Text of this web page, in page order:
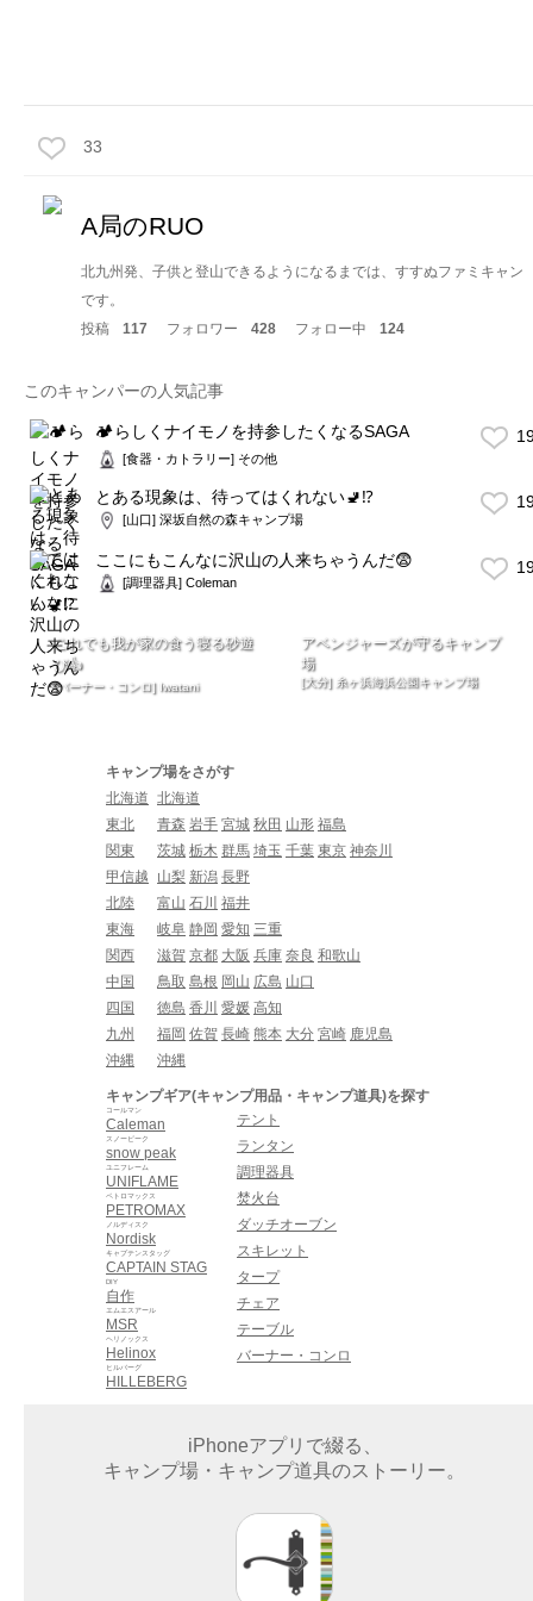
33
A局のRUO
北九州発、子供と登山できるようになるまでは、すすぬファミキャン
です。
投稿
117 フォロワー 428 フォロー中 124
このキャンパーの人気記事
🏕らしくナイモノを持参したくなるSAGA
[食器・カトラリー] その他
とある現象は、待ってはくれない🚽⁉️
[山口] 深坂自然の森キャンプ場
ここにもこんなに沢山の人来ちゃうんだ😨
[調理器具] Coleman
これでも我が家の食う寝る砂遊
び👍
[バーナー・コンロ] Iwatani
アベンジャーズが守るキャンプ
場
[大分] 糸ヶ浜海浜公園キャンプ場
キャンプ場をさがす
北海道 北海道
東北
青森 岩手 宮城 秋田 山形 福島
関東
茨城 栃木 群馬 埼玉 千葉 東京 神奈川
甲信越
山梨 新潟 長野
北陸
富山 石川 福井
東海
岐阜 静岡 愛知 三重
関西
滋賀 京都 大阪 兵庫 奈良 和歌山
中国
鳥取 島根 岡山 広島 山口
四国
徳島 香川 愛媛 高知
九州
福岡 佐賀 長崎 熊本 大分 宮崎 鹿児島
沖縄
沖縄
キャンプギア(キャンプ用品・キャンプ道具)を探す
Caleman
コールマン
snow peak
スノーピーク
UNIFLAME
ユニフレーム
PETROMAX
ペトロマックス
Nordisk
ノルディスク
CAPTAIN STAG
キャプテンスタッグ
自作
DIY
MSR
エムエスアール
Helinox
ヘリノックス
HILLEBERG
ヒルバーグ
テント
ランタン
調理器具
焚火台
ダッチオーブン
スキレット
タープ
チェア
テーブル
バーナー・コンロ
iPhoneアプリで綴る、
キャンプ場・キャンプ道具のストーリー。